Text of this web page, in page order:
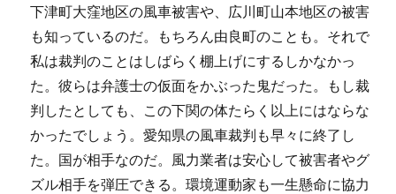
下津町大窪地区の風車被害や、広川町山本地区の被害
も知っているのだ。もちろん由良町のことも。それで
私は裁判のことはしばらく棚上げにするしかなかっ
た。彼らは弁護士の仮面をかぶった鬼だった。もし裁
判したとしても、この下関の体たらく以上にはならな
かったでしょう。愛知県の風車裁判も早々に終了し
た。国が相手なのだ。風力業者は安心して被害者やグ
ズル相手を弾圧できる。環境運動家も一生懸命に協力